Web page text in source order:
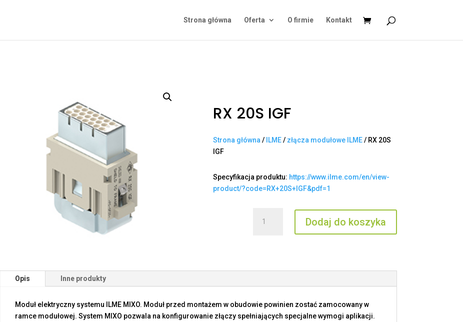
Strona główna Oferta O firmie Kontakt
RX 20S IGF
Strona główna/ ILME/ złącza modułowe ILME/ RX 20S
IGF
Specyfikacja produktu: https://www.ilme.com/en/view-
product/?code=RX+20S+IGF&pdf=1
Dodaj do koszyka
Opis Inne produkty
Moduł elektryczny systemu ILME MIXO. Moduł przed montażem w obudowie powinien zostać zamocowany w
ramce modułowej. System MIXO pozwala na konfigurowanie złączy spełniających specjalne wymogi aplikacji.